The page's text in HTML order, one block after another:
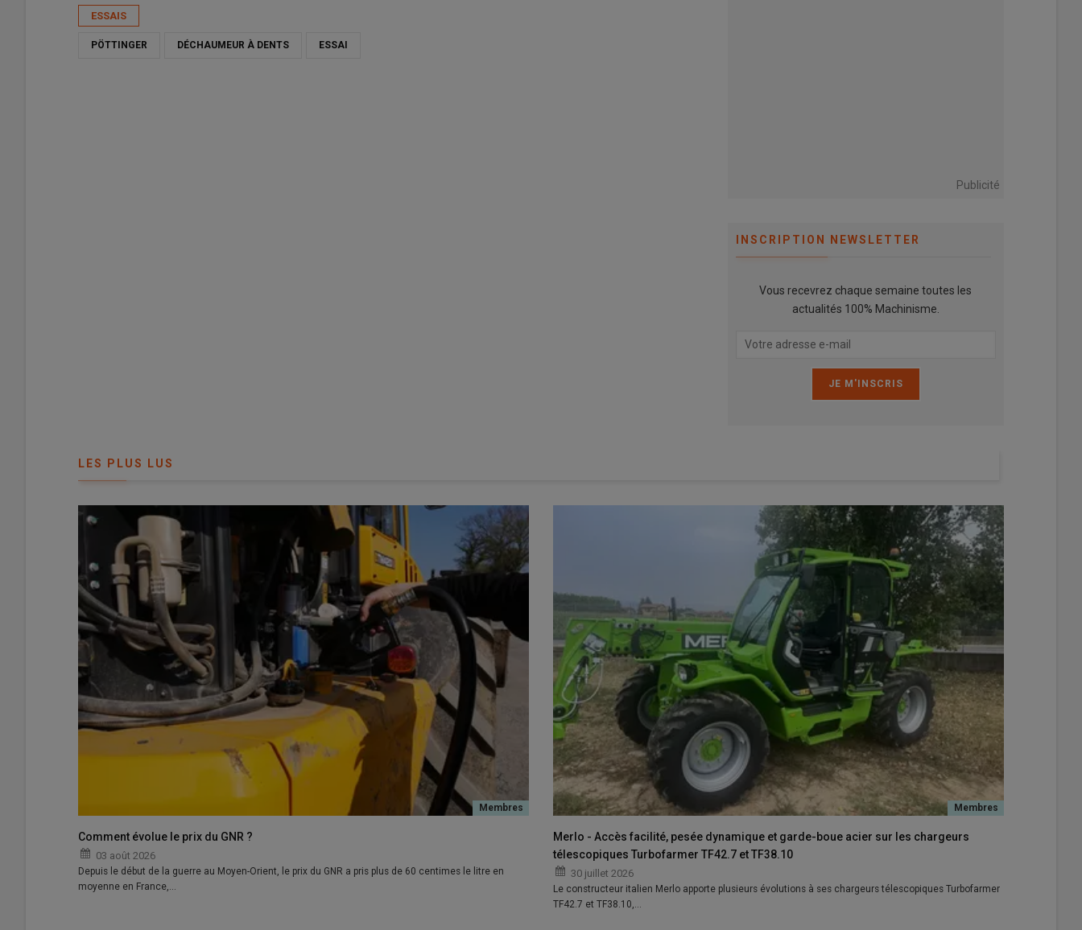
dePöttinger . Cet
Lire aussi : ESSAI Pöttinger Plano VT 6060 : « Un scalpeur par excellence »
ESSAIS
PÖTTINGER DÉCHAUMEUR À DENTS ESSAI
Publicité
INSCRIPTION NEWSLETTER
Vous recevrez chaque semaine toutes les
actualités 100% Machinisme.
LES PLUS LUS
Comment évolue le prix du GNR ?
03 août 2026
Depuis le début de la guerre au Moyen-Orient, le prix du GNR a pris plus de 60 centimes le litre en
moyenne en France,…
Merlo - Accès facilité, pesée dynamique et garde-boue acier sur les chargeurs
télescopiques Turbofarmer TF42.7 et TF38.10
30 juillet 2026
Le constructeur italien Merlo apporte plusieurs évolutions à ses chargeurs télescopiques Turbofarmer
TF42.7 et TF38.10,…